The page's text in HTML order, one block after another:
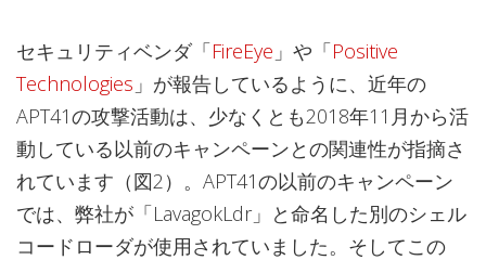
セキュリティベンダ「FireEye 」や「Positive
Technologies 」が報告しているように、近年の
APT41の攻撃活動は、少なくとも2018年11月から活
動している以前のキャンペーンとの関連性が指摘さ
れています（図2）。APT41の以前のキャンペーン
では、弊社が「LavagokLdr」と命名した別のシェル
コードローダが使用されていました。そしてこの